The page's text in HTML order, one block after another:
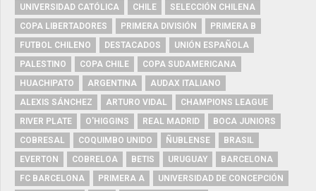
UNIVERSIDAD CATÓLICA
CHILE
SELECCIÓN CHILENA
COPA LIBERTADORES
PRIMERA DIVISIÓN
PRIMERA B
FUTBOL CHILENO
DESTACADOS
UNIÓN ESPAÑOLA
PALESTINO
COPA CHILE
COPA SUDAMERICANA
HUACHIPATO
ARGENTINA
AUDAX ITALIANO
ALEXIS SÁNCHEZ
ARTURO VIDAL
CHAMPIONS LEAGUE
RIVER PLATE
O'HIGGINS REAL MADRID
BOCA JUNIORS
COBRESAL
COQUIMBO UNIDO ÑUBLENSE
BRASIL
EVERTON
COBRELOA BETIS URUGUAY
BARCELONA
FC BARCELONA
PRIMERA A
UNIVERSIDAD DE CONCEPCIÓN